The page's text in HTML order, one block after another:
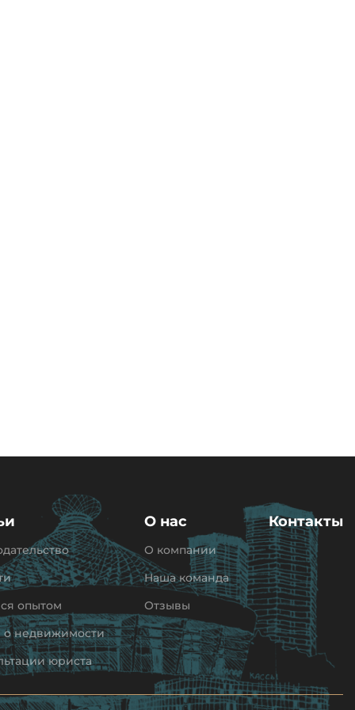
опытом
о недвижимости
юриста
О нас
О компании
Наша команда
Отзывы
Контакты